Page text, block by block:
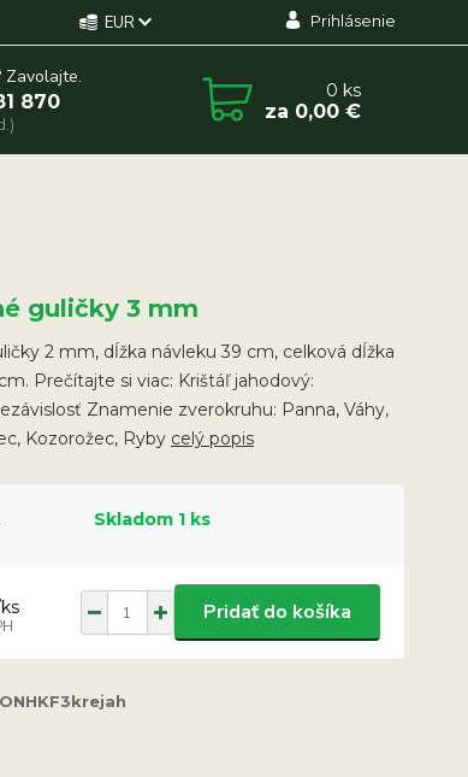
EUR Prihlásenie
Zavolajte.
870
0 ks
za 0,00 €
guličky 3 mm
2 mm, dĺžka návleku 39 cm, celková dĺžka
Prečítajte si viac: Krištáľ jahodový:
Znamenie zverokruhu: Panna, Váhy,
Kozorožec, Ryby celý popis
Skladom 1 ks
ks Pridať do košíka
ONHKF3krejah